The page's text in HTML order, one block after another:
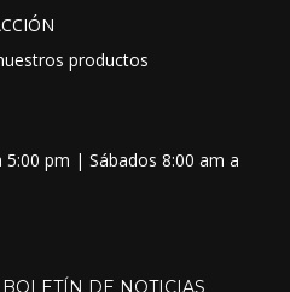
productos
5:00 pm | Sábados 8:00 am a
BOLETÍN DE NOTICIAS